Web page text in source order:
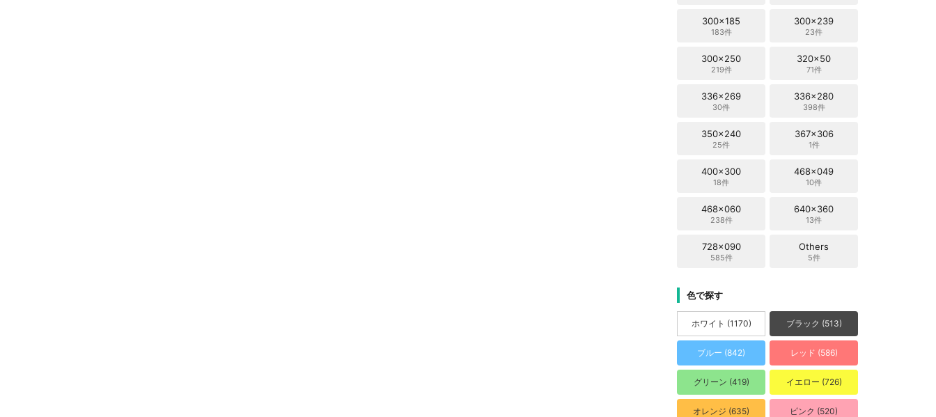
300x185
183件
300x239
23件
300x250
219件
320x50
71件
336x269
30件
336x280
398件
350x240
25件
367x306
1件
400x300
18件
468x049
10件
468x060
238件
640x360
13件
728x090
585件
Others
5件
色で探す
ホワイト (1170) ブラック (513)
ブルー (842) レッド (586)
グリーン (419) イエロー (726)
オレンジ (635) ピンク (520)